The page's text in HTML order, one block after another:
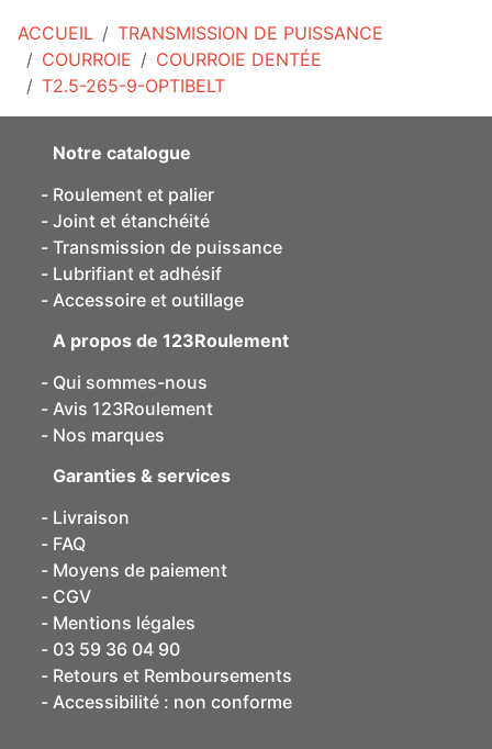
ACCUEIL
TRANSMISSION DE PUISSANCE
COURROIE
COURROIE DENTÉE
T2.5-265-9-OPTIBELT
Notre catalogue
Roulement et palier
Joint et étanchéité
Transmission de puissance
Lubrifiant et adhésif
Accessoire et outillage
A propos de 123Roulement
Qui sommes-nous
Avis 123Roulement
Nos marques
Garanties & services
Livraison
FAQ
Moyens de paiement
CGV
Mentions légales
03 59 36 04 90
Retours et Remboursements
Accessibilité : non conforme